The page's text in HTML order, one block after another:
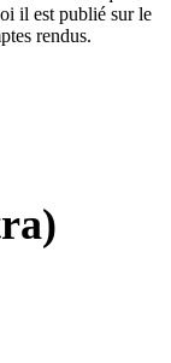
il est publié sur le
rendus.